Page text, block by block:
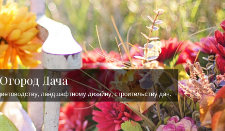
Дача
ландшафтному дизайну, строительству дач.